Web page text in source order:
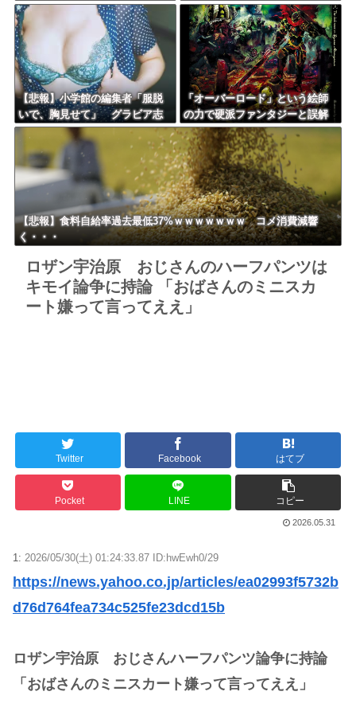
来春に発売！！！
【悲報】小学館の編集者「服脱
いで、胸見せて」 グラビア志
望の女性に迫った過激要求
「オーバーロード」という絵師
の力で硬派ファンタジーと誤解
させ人気出たなろう作品ｗｗｗ
ｗｗｗｗｗｗ
【悲報】食料自給率過去最低37%ｗｗｗｗｗｗｗ コメ消費減響
く・・・
ロザン宇治原 おじさんのハーフパンツは
キモイ論争に持論 「おばさんのミニスカ
ート嫌って言ってええ」
Twitter Facebook はてブ
Pocket LINE コピー
2026.05.31
1: 2026/05/30(土) 01:24:33.87 ID:hwEwh0/29
https://news.yahoo.co.jp/articles/ea02993f5732b
d76d764fea734c525fe23dcd15b
ロザン宇治原 おじさんハーフパンツ論争に持論
「おばさんのミニスカート嫌って言ってええ」